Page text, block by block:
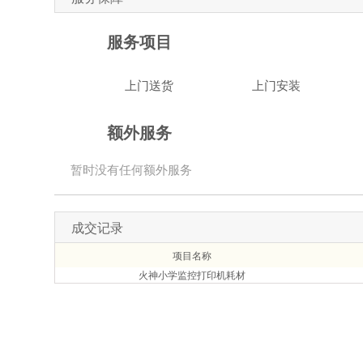
服务项目
上门送货 上门安装
额外服务
暂时没有任何额外服务
成交记录
项目名称
火神小学监控打印机耗材